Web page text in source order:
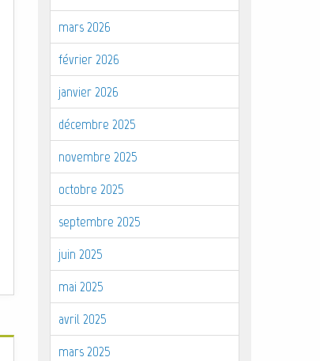
mars 2026
février 2026
janvier 2026
décembre 2025
novembre 2025
octobre 2025
septembre 2025
juin 2025
mai 2025
avril 2025
mars 2025